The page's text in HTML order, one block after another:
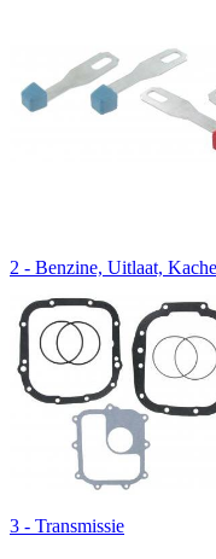
2 - Benzine, Uitlaat,
3 - Transmissie